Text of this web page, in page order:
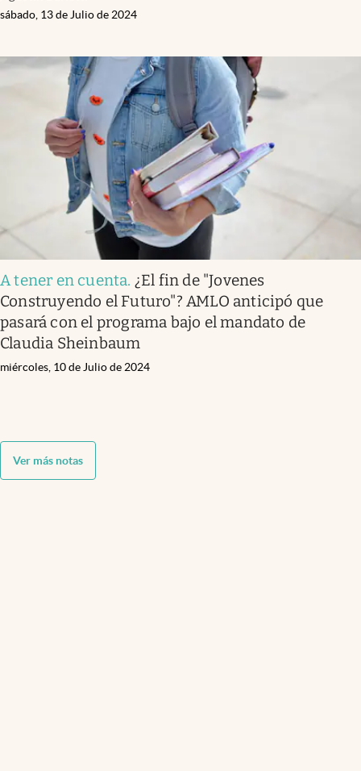
sábado, 13 de Julio de 2024
A tener en cuenta. ¿El fin de "Jovenes
Construyendo el Futuro"? AMLO anticipó que
pasará con el programa bajo el mandato de
Claudia Sheinbaum
miércoles, 10 de Julio de 2024
Ver más notas